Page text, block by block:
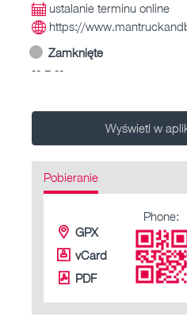
ustalanie terminu online
https://
Zamknięte
-- – --
Wyświetl w
Pobieranie
GPX
vCard
PDF
Phone: